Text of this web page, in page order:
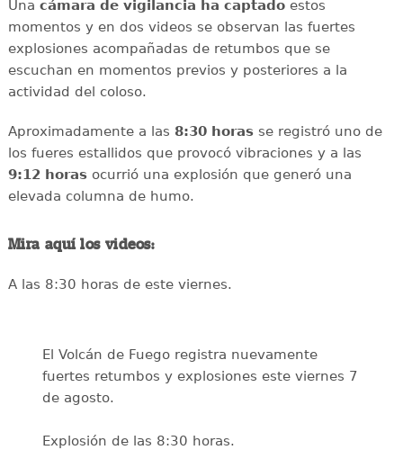
Una cámara de vigilancia ha captadoestos
momentos y en dos videos se observan las fuertes
explosiones acompañadas de retumbos que se
escuchan en momentos previos y posteriores a la
actividad del coloso.
Aproximadamente a las 8:30 horasse registró uno de
los fueres estallidos que provocó vibraciones y a las
9:12 horasocurrió una explosión que generó una
elevada columna de humo.
Mira aquí los videos:
A las 8:30 horas de este viernes.
El Volcán de Fuego registra nuevamente
fuertes retumbos y explosiones este viernes 7
de agosto.
Explosión de las 8:30 horas.